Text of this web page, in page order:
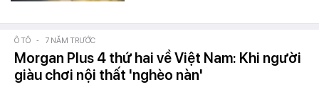
Ô TÔ - 7 NĂM TRƯỚC
Morgan Plus 4 thứ hai về Việt Nam: Khi người
giàu chơi nội thất 'nghèo nàn'